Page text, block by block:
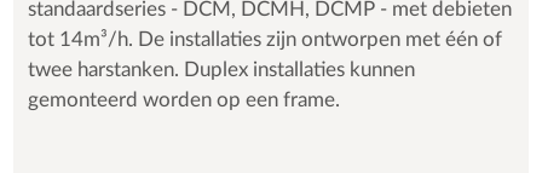
standaardseries - DCM, DCMH, DCMP - met debieten
tot 14m³/h. De installaties zijn ontworpen met één of
twee harstanken. Duplex installaties kunnen
gemonteerd worden op een frame.